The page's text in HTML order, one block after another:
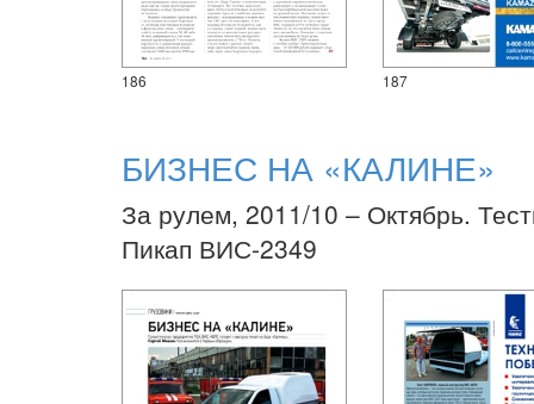
186 187
БИЗНЕС НА «КАЛИНЕ»
За рулем, 2011/10 – Октябрь.
Пикап ВИС-2349